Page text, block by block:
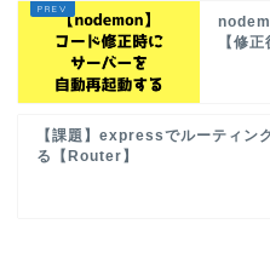
【修
【課題】expressでルーティン
る【Router】